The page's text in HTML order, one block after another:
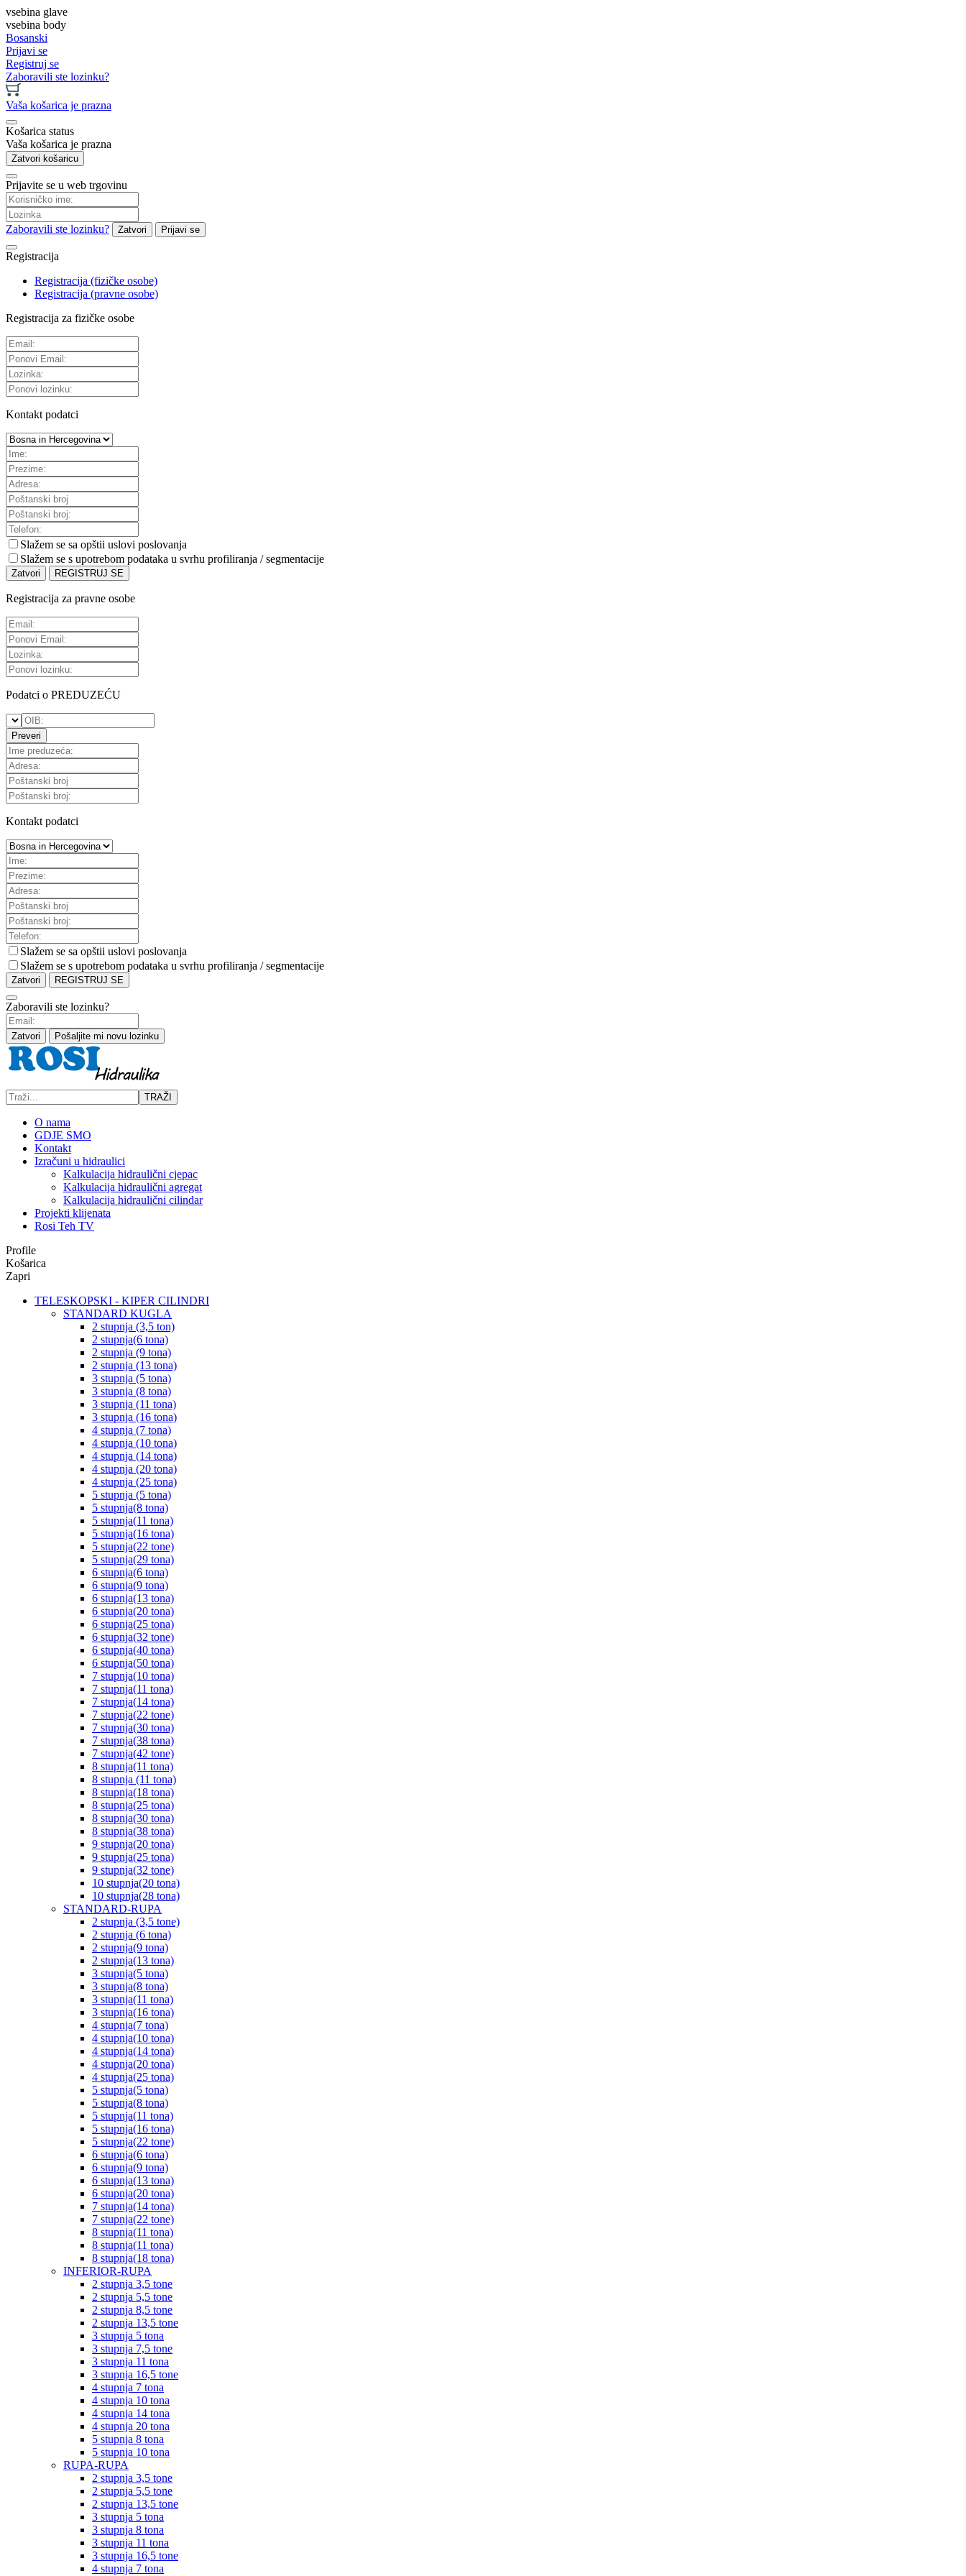
vsebina glave
vsebina body
Bosanski
Prijavi se
Registruj se
Zaboravili ste lozinku?
Vaša košarica je prazna
Košarica status
Vaša košarica je prazna
Zatvori košaricu
Prijavite se u web trgovinu
Zaboravili ste lozinku? Zatvori Prijavi se
Registracija
Registracija (fizičke osobe)
Registracija (pravne osobe)
Registracija za fizičke osobe
Kontakt podatci
Slažem se sa opštii uslovi poslovanja
Slažem se s upotrebom podataka u svrhu profiliranja / segmentacije
Zatvori REGISTRUJ SE
Registracija za pravne osobe
Podatci o PREDUZEĆU
Preveri
Kontakt podatci
Slažem se sa opštii uslovi poslovanja
Slažem se s upotrebom podataka u svrhu profiliranja / segmentacije
Zatvori REGISTRUJ SE
Zaboravili ste lozinku?
Zatvori Pošaljite mi novu lozinku
TRAŽI
O nama
GDJE SMO
Kontakt
Izračuni u hidraulici
Kalkulacija hidraulični cjepac
Kalkulacija hidraulični agregat
Kalkulacija hidraulični cilindar
Projekti klijenata
Rosi Teh TV
Profile
Košarica
Zapri
TELESKOPSKI - KIPER CILINDRI
STANDARD KUGLA
2 stupnja (3,5 ton)
2 stupnja(6 tona)
2 stupnja (9 tona)
2 stupnja (13 tona)
3 stupnja (5 tona)
3 stupnja (8 tona)
3 stupnja (11 tona)
3 stupnja (16 tona)
4 stupnja (7 tona)
4 stupnja (10 tona)
4 stupnja (14 tona)
4 stupnja (20 tona)
4 stupnja (25 tona)
5 stupnja (5 tona)
5 stupnja(8 tona)
5 stupnja(11 tona)
5 stupnja(16 tona)
5 stupnja(22 tone)
5 stupnja(29 tona)
6 stupnja(6 tona)
6 stupnja(9 tona)
6 stupnja(13 tona)
6 stupnja(20 tona)
6 stupnja(25 tona)
6 stupnja(32 tone)
6 stupnja(40 tona)
6 stupnja(50 tona)
7 stupnja(10 tona)
7 stupnja(11 tona)
7 stupnja(14 tona)
7 stupnja(22 tone)
7 stupnja(30 tona)
7 stupnja(38 tona)
7 stupnja(42 tone)
8 stupnja(11 tona)
8 stupnja (11 tona)
8 stupnja(18 tona)
8 stupnja(25 tona)
8 stupnja(30 tona)
8 stupnja(38 tona)
9 stupnja(20 tona)
9 stupnja(25 tona)
9 stupnja(32 tone)
10 stupnja(20 tona)
10 stupnja(28 tona)
STANDARD-RUPA
2 stupnja (3,5 tone)
2 stupnja (6 tona)
2 stupnja(9 tona)
2 stupnja(13 tona)
3 stupnja(5 tona)
3 stupnja(8 tona)
3 stupnja(11 tona)
3 stupnja(16 tona)
4 stupnja(7 tona)
4 stupnja(10 tona)
4 stupnja(14 tona)
4 stupnja(20 tona)
4 stupnja(25 tona)
5 stupnja(5 tona)
5 stupnja(8 tona)
5 stupnja(11 tona)
5 stupnja(16 tona)
5 stupnja(22 tone)
6 stupnja(6 tona)
6 stupnja(9 tona)
6 stupnja(13 tona)
6 stupnja(20 tona)
7 stupnja(14 tona)
7 stupnja(22 tone)
8 stupnja(11 tona)
8 stupnja(11 tona)
8 stupnja(18 tona)
INFERIOR-RUPA
2 stupnja 3,5 tone
2 stupnja 5,5 tone
2 stupnja 8,5 tone
2 stupnja 13,5 tone
3 stupnja 5 tona
3 stupnja 7,5 tone
3 stupnja 11 tona
3 stupnja 16,5 tone
4 stupnja 7 tona
4 stupnja 10 tona
4 stupnja 14 tona
4 stupnja 20 tona
5 stupnja 8 tona
5 stupnja 10 tona
RUPA-RUPA
2 stupnja 3,5 tone
2 stupnja 5,5 tone
2 stupnja 13,5 tone
3 stupnja 5 tona
3 stupnja 8 tona
3 stupnja 11 tona
3 stupnja 16,5 tone
4 stupnja 7 tona